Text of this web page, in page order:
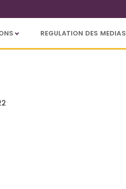
REGULATION DES MEDIAS